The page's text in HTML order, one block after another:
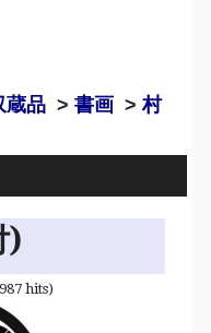
蔵品 >書画 >村
)
hits)